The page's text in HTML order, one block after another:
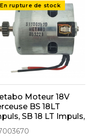
En rupture de stock
Moteur 18V
BS 18LT
SB 18 LT Impuls,
18 LT (317003670)